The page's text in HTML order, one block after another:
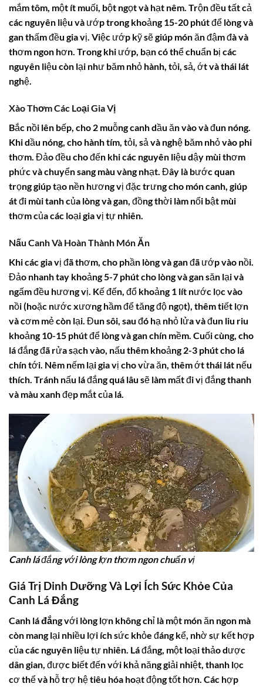
mắm tôm, một ít muối, bột ngọt và hạt nêm. Trộn đều tất cả
các nguyên liệu và ướp trong khoảng 15-20 phút để lòng và
gan thấm đều gia vị. Việc ướp kỹ sẽ giúp món ăn đậm đà và
thơm ngon hơn. Trong khi ướp, bạn có thể chuẩn bị các
nguyên liệu còn lại như băm nhỏ hành, tỏi, sả, ớt và thái lát
nghệ.
Xào Thơm Các Loại Gia Vị
Bắc nồi lên bếp, cho 2 muỗng canh dầu ăn vào và đun nóng.
Khi dầu nóng, cho hành tím, tỏi, sả và nghệ băm nhỏ vào phi
thơm. Đảo đều cho đến khi các nguyên liệu dậy mùi thơm
phức và chuyển sang màu vàng nhạt. Đây là bước quan
trọng giúp tạo nền hương vị đặc trưng cho món canh, giúp
át đi mùi tanh của lòng và gan, đồng thời làm nổi bật mùi
thơm của các loại gia vị tự nhiên.
Nấu Canh Và Hoàn Thành Món Ăn
Khi các gia vị đã thơm, cho phần lòng và gan đã ướp vào nồi.
Đảo nhanh tay khoảng 5-7 phút cho lòng và gan săn lại và
ngấm đều hương vị. Kế đến, đổ khoảng 1 lít nước lọc vào
nồi (hoặc nước xương hầm để tăng độ ngọt), thêm tiết lợn
và cơm mẻ còn lại. Đun sôi, sau đó hạ nhỏ lửa và đun liu riu
khoảng 10-15 phút để lòng và gan chín mềm. Cuối cùng, cho
lá đắng đã rửa sạch vào, nấu thêm khoảng 2-3 phút cho lá
chín tới. Nêm nếm lại gia vị cho vừa ăn, thêm ớt thái lát nếu
thích. Tránh nấu lá đắng quá lâu sẽ làm mất đi vị đắng thanh
và màu xanh đẹp mắt của lá.
Canh lá đắng với lòng lợn thơm ngon chuẩn vị
Giá Trị Dinh Dưỡng Và Lợi Ích Sức Khỏe Của
Canh Lá Đắng
Canh lá đắngvới lòng lợn không chỉ là một món ăn ngon mà
còn mang lại nhiều lợi ích sức khỏe đáng kể, nhờ sự kết hợp
của các nguyên liệu tự nhiên. Lá đắng, một loại thảo dược
dân gian, được biết đến với khả năng giải nhiệt, thanh lọc
cơ thể và hỗ trợ hệ tiêu hóa hoạt động tốt hơn. Các hợp